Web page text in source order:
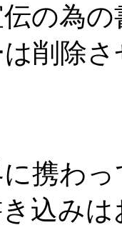
の為の
削除さ
携わっ
込みは